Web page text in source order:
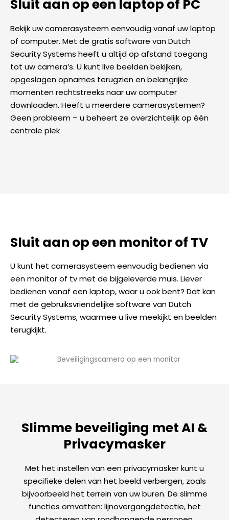
Sluit aan op een laptop of PC
Bekijk uw camerasysteem eenvoudig vanaf uw laptop
of computer. Met de gratis software van Dutch
Security Systems heeft u altijd op afstand toegang
tot uw camera’s. U kunt live beelden bekijken,
opgeslagen opnames terugzien en belangrijke
momenten rechtstreeks naar uw computer
downloaden. Heeft u meerdere camerasystemen?
Geen probleem – u beheert ze overzichtelijk op één
centrale plek
Sluit aan op een monitor of TV
U kunt het camerasysteem eenvoudig bedienen via
een monitor of tv met de bijgeleverde muis. Liever
bedienen vanaf een laptop, waar u ook bent? Dat kan
met de gebruiksvriendelijke software van Dutch
Security Systems, waarmee u live meekijkt en beelden
terugkijkt.
Slimme beveiliging met AI &
Privacymasker
Met het instellen van een privacymasker kunt u
specifieke delen van het beeld verbergen, zoals
bijvoorbeeld het terrein van uw buren. De slimme
functies omvatten: lijnovergangdetectie, het